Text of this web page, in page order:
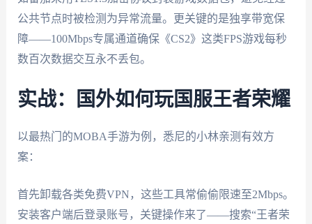
公共节点时被检测为异常流量。更关键的是独享带宽保
障——100Mbps专属通道确保《CS2》这类FPS游戏每秒
数百次数据交互永不丢包。
实战：国外如何玩国服王者荣耀
以最热门的MOBA手游为例，悉尼的小林亲测有效方
案：
首先卸载各类免费VPN，这些工具常偷偷限速至2Mbps。
安装客户端后登录账号，关键操作来了——搜索“王者荣